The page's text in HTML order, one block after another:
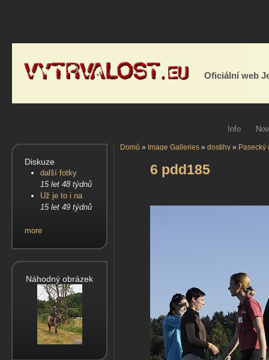
Oficiální web
Info
Diskuze
další fotky
15 let 48 týdnů
Už je to i na
15 let 49 týdnů
more
Náhodný obrázek
Domů » Image Galleries » dostihy » Pasecký
6 pdd185